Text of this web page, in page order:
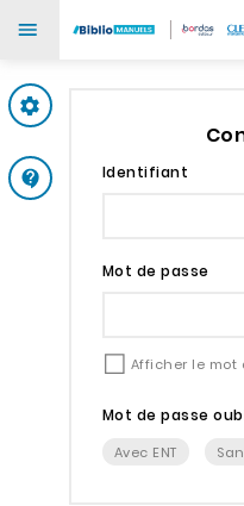
Support
Identifiant
Mot de passe
Afficher le mot
Mot de passe
Avec ENT